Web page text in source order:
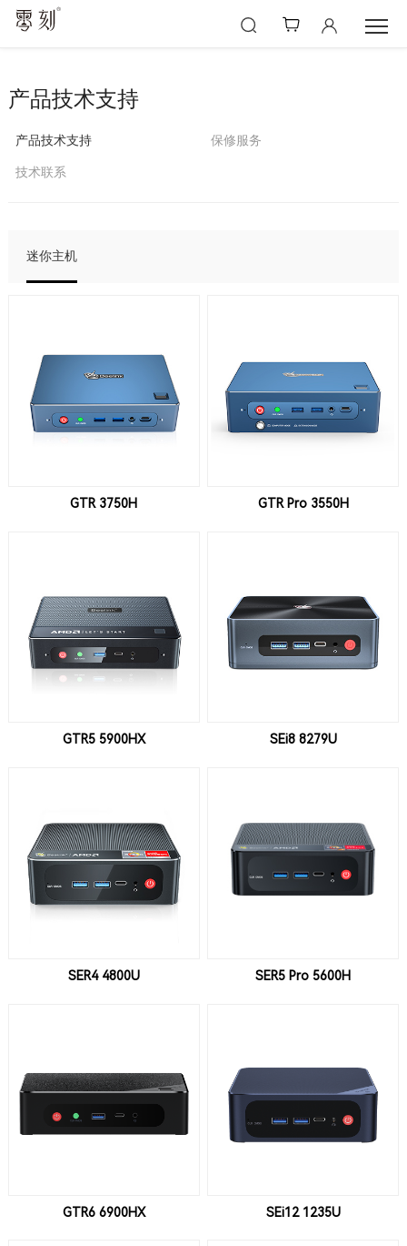
产品技术支持
产品技术支持 保修服务
技术联系
迷你主机
GTR 3750H GTR Pro 3550H
GTR5 5900HX SEi8 8279U
SER4 4800U SER5 Pro 5600H
GTR6 6900HX SEi12 1235U